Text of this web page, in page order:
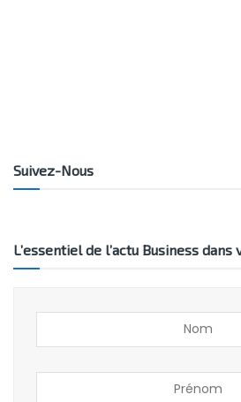
Suivez-Nous
L’essentiel de l’actu Business